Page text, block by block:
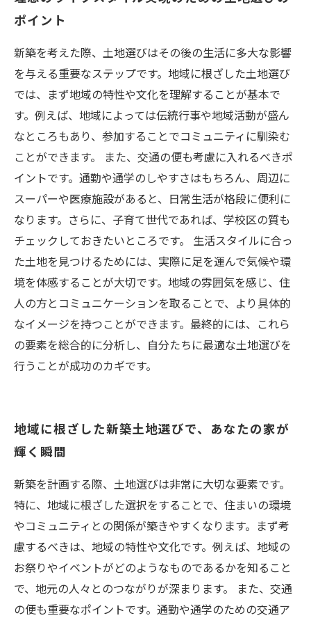
ポイント
新築を考えた際、土地選びはその後の生活に多大な影響
を与える重要なステップです。地域に根ざした土地選び
では、まず地域の特性や文化を理解することが基本で
す。例えば、地域によっては伝統行事や地域活動が盛ん
なところもあり、参加することでコミュニティに馴染む
ことができます。 また、交通の便も考慮に入れるべきポ
イントです。通勤や通学のしやすさはもちろん、周辺に
スーパーや医療施設があると、日常生活が格段に便利に
なります。さらに、子育て世代であれば、学校区の質も
チェックしておきたいところです。 生活スタイルに合っ
た土地を見つけるためには、実際に足を運んで気候や環
境を体感することが大切です。地域の雰囲気を感じ、住
人の方とコミュニケーションを取ることで、より具体的
なイメージを持つことができます。最終的には、これら
の要素を総合的に分析し、自分たちに最適な土地選びを
行うことが成功のカギです。
地域に根ざした新築土地選びで、あなたの家が
輝く瞬間
新築を計画する際、土地選びは非常に大切な要素です。
特に、地域に根ざした選択をすることで、住まいの環境
やコミュニティとの関係が築きやすくなります。まず考
慮するべきは、地域の特性や文化です。例えば、地域の
お祭りやイベントがどのようなものであるかを知ること
で、地元の人々とのつながりが深まります。 また、交通
の便も重要なポイントです。通勤や通学のための交通ア